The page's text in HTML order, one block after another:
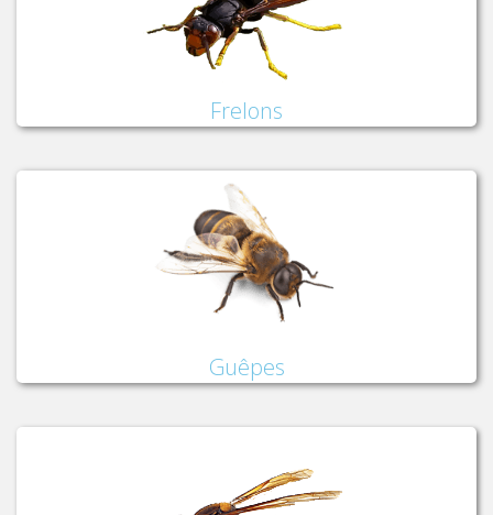
Frelons
Guêpes